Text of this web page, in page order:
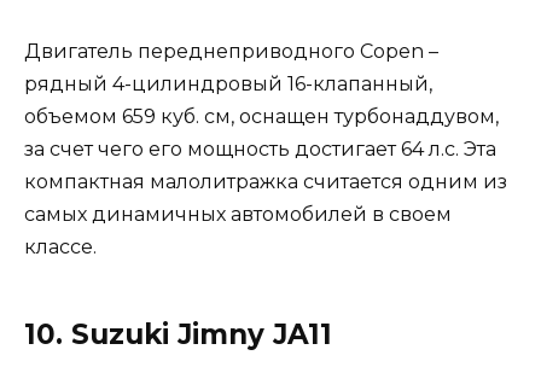
Двигатель переднеприводного Copen –
рядный 4-цилиндровый 16-клапанный,
объемом 659 куб. см, оснащен турбонаддувом,
за счет чего его мощность достигает 64 л.с. Эта
компактная малолитражка считается одним из
самых динамичных автомобилей в своем
классе.
10. Suzuki Jimny JA11